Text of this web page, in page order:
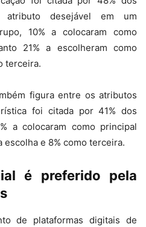
atributo desejável em um
10% a colocaram como
21% a escolheram como
terceira.
figura entre os atributos
foi citada por 41% dos
a colocaram como principal
escolha e 8% como terceira.
é preferido pela
de plataformas digitais de